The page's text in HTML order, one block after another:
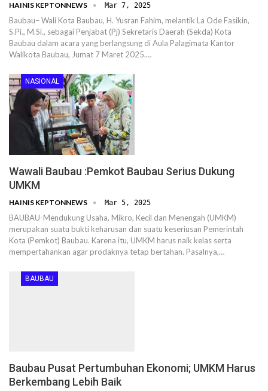
HAINIS KEPTONNEWS Mar 7, 2025
Baubau– Wali Kota Baubau, H. Yusran Fahim, melantik La Ode Fasikin,
S.Pi., M.Si., sebagai Penjabat (Pj) Sekretaris Daerah (Sekda) Kota
Baubau dalam acara yang berlangsung di Aula Palagimata Kantor
Walikota Baubau, Jumat 7 Maret 2025.…
NASIONAL
Wawali Baubau :Pemkot Baubau Serius Dukung
UMKM
HAINIS KEPTONNEWS Mar 5, 2025
BAUBAU-Mendukung Usaha, Mikro, Kecil dan Menengah (UMKM)
merupakan suatu bukti keharusan dan suatu keseriusan Pemerintah
Kota (Pemkot) Baubau. Karena itu, UMKM harus naik kelas serta
mempertahankan agar prodaknya tetap bertahan. Pasalnya,…
BAUBAU
Baubau Pusat Pertumbuhan Ekonomi; UMKM Harus
Berkembang Lebih Baik